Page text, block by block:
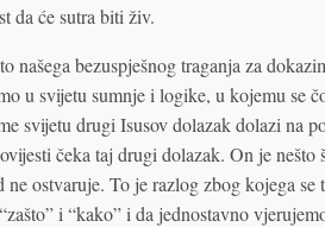
da će sutra biti živ.
našega bezuspješnog traganja za
u svijetu sumnje i logike, u kojemu se
svijetu drugi Isusov dolazak dolazi na
čeka taj drugi dolazak. On je
ne ostvaruje. To je razlog zbog kojega
i “kako” i da jednostavno